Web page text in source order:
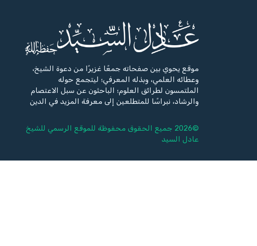
موقع يحوي بين صفحاته جمعًا غزيرًا من دعوة الشيخ،
وعطائه العلمي، وبذله المعرفي؛ ليتجمع حوله
الملتمسون لطرائق العلوم؛ الباحثون عن سبل الاعتصام
والرشاد، نبراسًا للمتطلعين إلى معرفة المزيد في الدين
©2026 جميع الحقوق محفوظة للموقع الرسمي للشيخ
عادل السيد